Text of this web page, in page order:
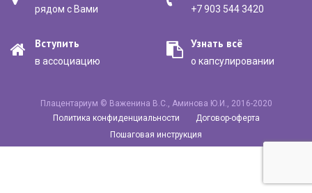
+7 903 544 3420
рядом с Вами
Узнать всё
о капсулировании
Вступить
в ассоциацию
Плацентариум © Важенина В.С., Аминова Ю.И., 2016-2020
Политика конфиденциальности
Договор-оферта
Пошаговая инструкция